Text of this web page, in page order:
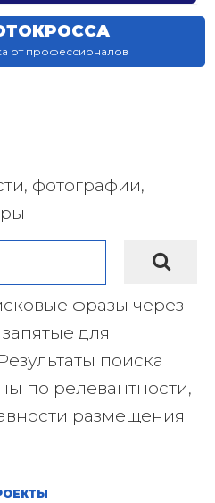
от профессионалов
фотографии,
фразы через
для
поиска
по релевантности,
размещения